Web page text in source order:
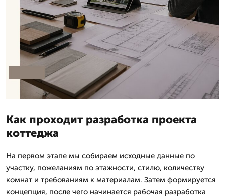
Как проходит разработка проекта
коттеджа
На первом этапе мы собираем исходные данные по
участку, пожеланиям по этажности, стилю, количеству
комнат и требованиям к материалам. Затем формируется
концепция, после чего начинается рабочая разработка